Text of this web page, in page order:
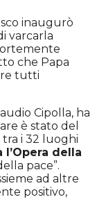
inaugurò
varcarla
che Papa
tutti
Cipolla, ha
è stato del
i 32 luoghi
l’Opera della
pace”.
ad altre
positivo,